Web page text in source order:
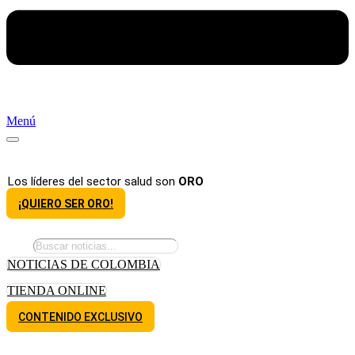
Menú
Los líderes del sector salud son ORO
¡QUIERO SER ORO!
NOTICIAS DE COLOMBIA
TIENDA ONLINE
CONTENIDO EXCLUSIVO